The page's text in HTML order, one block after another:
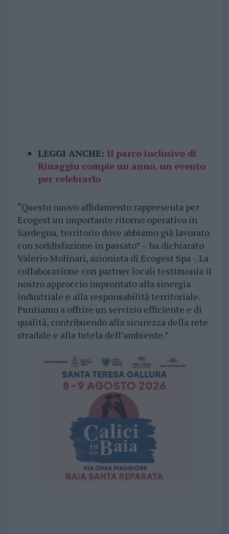
LEGGI ANCHE: Il parco inclusivo di
Rinaggiu compie un anno, un evento
per celebrarlo
“Questo nuovo affidamento rappresenta per
Ecogest un importante ritorno operativo in
Sardegna, territorio dove abbiamo già lavorato
con soddisfazione in passato” – ha dichiarato
Valerio Molinari, azionista di Ecogest Spa -. La
collaborazione con partner locali testimonia il
nostro approccio improntato alla sinergia
industriale e alla responsabilità territoriale.
Puntiamo a offrire un servizio efficiente e di
qualità, contribuendo alla sicurezza della rete
stradale e alla tutela dell’ambiente.”